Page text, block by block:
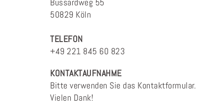
50829 Köln
TELEFON
+49 221 845 60 823
KONTAKTAUFNAHME
Bitte verwenden Sie das Kontaktformular.
Vielen Dank!